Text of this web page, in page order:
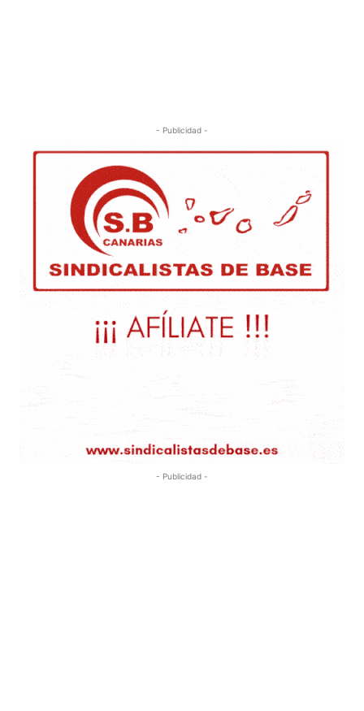
- Publicidad -
- Publicidad -